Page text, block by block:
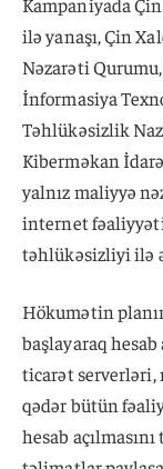
ilə yanaşı, Çin
Nəzarəti
İnformasiya
Təhlükəsizlik
Kiberməkan
yalnız maliyyə
internet
təhlükəsizliyi ilə
Hökumətin
başlayaraq
ticarət
qədər bütün
hesab